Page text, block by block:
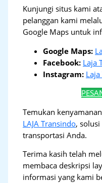
Kunjungi situs kami
pelanggan kami
Google Maps untuk
Google Maps:
Facebook: Laja
Instagram:
Temukan
LAJA Transindo,
transportasi Anda.
Terima kasih telah
membaca deskripsi
informasi yang kami